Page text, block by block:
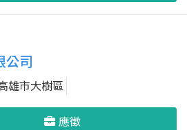
公司
雄市大樹區
應徵